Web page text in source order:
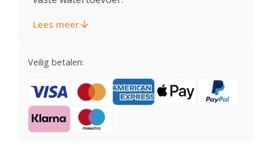
Lees meer
Veilig betalen: